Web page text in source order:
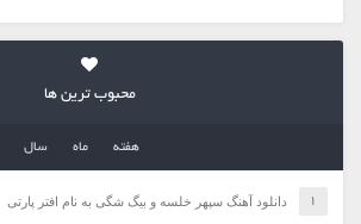
محبوب ترین ها
هفته ماه سال
دانلود آهنگ سپهر خلسه و بیگ شگی به نام افتر پارتی